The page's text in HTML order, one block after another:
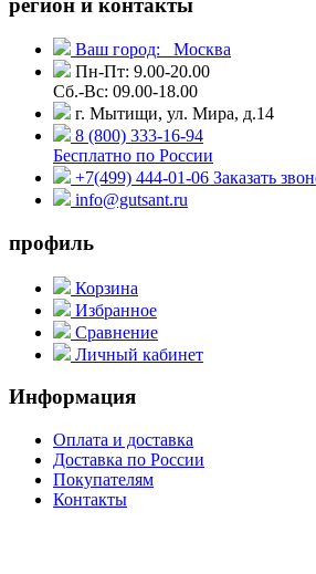
Ваш город:
Москва
Пн-Пт: 9.00-20.00
Сб.-Вс: 09.00-18.00
г. Мытищи, ул. Мира, д.14
8 (800) 333-16-94
Бесплатно по России
+7(499) 444-01-06 Заказать
info@gutsant.ru
профиль
Корзина
Избранное
Сравнение
Личный кабинет
Информация
Оплата и доставка
Доставка по России
Покупателям
Контакты